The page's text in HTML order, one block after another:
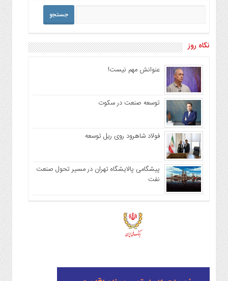
نگاه روز
عنوانش مهم نیست!
توسعه صنعت در سکوت
فولاد شاهرود روی ریل توسعه
پیشگامی پالایشگاه تهران در مسیر تحول صنعت
نفت